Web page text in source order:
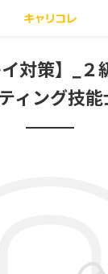
イ対策】_２
ィング技